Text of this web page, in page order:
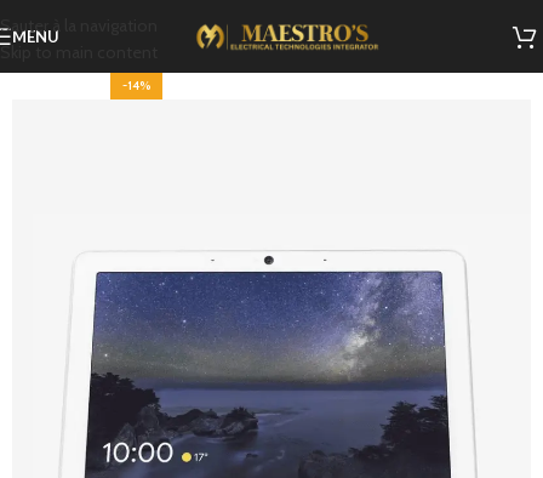
Sauter à la navigation
Skip to main content
MENU
-14%